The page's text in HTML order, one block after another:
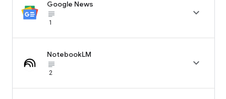
Google News
subject_black
1

NotebookLM
subject_black
2
